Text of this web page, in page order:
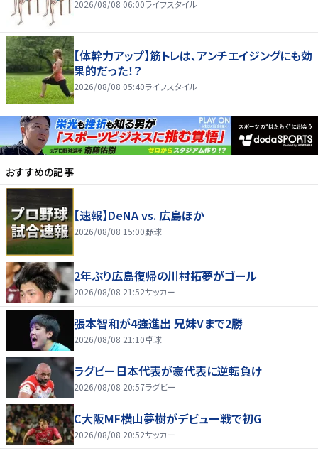
2026/08/08 06:00ライフスタイル
【体幹力アップ】筋トレは、アンチエイジングにも効
果的だった！？
2026/08/08 05:40ライフスタイル
おすすめの記事
【速報】DeNA vs. 広島ほか
2026/08/08 15:00野球
2年ぶり広島復帰の川村拓夢がゴール
2026/08/08 21:52サッカー
張本智和が4強進出 兄妹Vまで2勝
2026/08/08 21:10卓球
ラグビー日本代表が豪代表に逆転負け
2026/08/08 20:57ラグビー
C大阪MF横山夢樹がデビュー戦で初G
2026/08/08 20:52サッカー